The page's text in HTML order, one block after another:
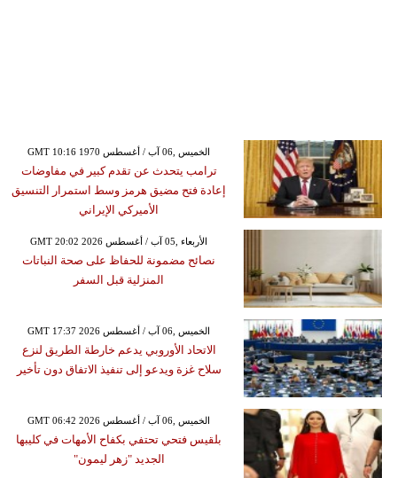
GMT 10:16 1970 الخميس ,06 آب / أغسطس
ترامب يتحدث عن تقدم كبير في مفاوضات
إعادة فتح مضيق هرمز وسط استمرار التنسيق
الأميركي الإيراني
GMT 20:02 2026 الأربعاء ,05 آب / أغسطس
نصائح مضمونة للحفاظ على صحة النباتات
المنزلية قبل السفر
GMT 17:37 2026 الخميس ,06 آب / أغسطس
الاتحاد الأوروبي يدعم خارطة الطريق لنزع
سلاح غزة ويدعو إلى تنفيذ الاتفاق دون تأخير
GMT 06:42 2026 الخميس ,06 آب / أغسطس
بلقيس فتحي تحتفي بكفاح الأمهات في كليبها
الجديد "زهر ليمون"